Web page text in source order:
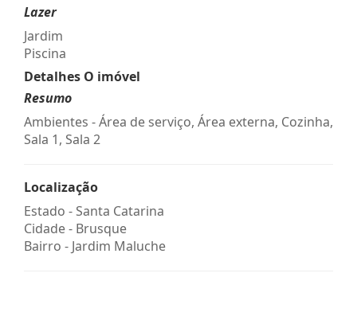
Lazer
Jardim
Piscina
Detalhes O imóvel
Resumo
Ambientes - Área de serviço, Área externa, Cozinha,
Sala 1, Sala 2
Localização
Estado -Santa Catarina
Cidade - Brusque
Bairro - Jardim Maluche